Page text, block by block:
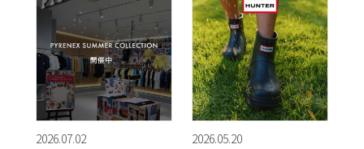
2026.07.02
2026.05.20